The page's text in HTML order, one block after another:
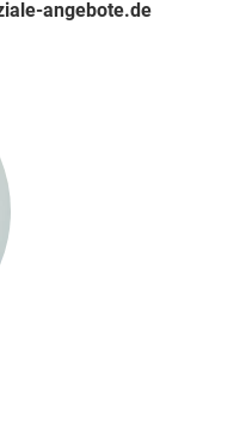
angebote.de